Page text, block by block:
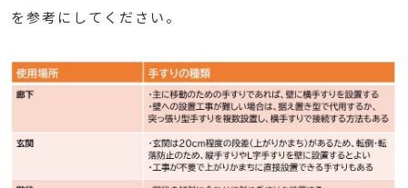
を参考にしてください。